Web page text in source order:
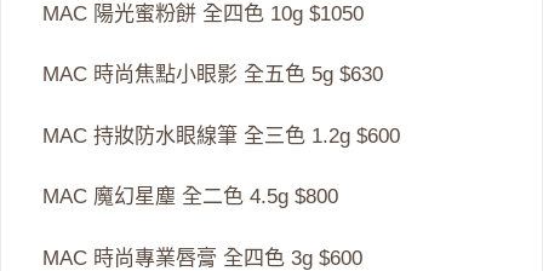
MAC 陽光蜜粉餅 全四色 10g $1050
MAC 時尚焦點小眼影 全五色 5g $630
MAC 持妝防水眼線筆 全三色 1.2g $600
MAC 魔幻星塵 全二色 4.5g $800
MAC 時尚專業唇膏 全四色 3g $600